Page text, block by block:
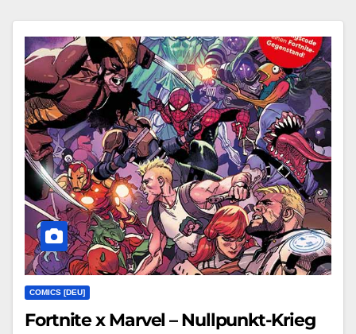
COMICS [DEU]
Fortnite x Marvel – Nullpunkt-Krieg